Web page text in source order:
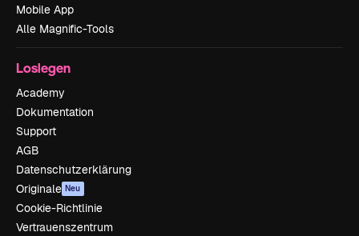
Mobile App
Alle Magnific-Tools
Loslegen
Academy
Dokumentation
Support
AGB
Datenschutzerklärung
Originale Neu
Cookie-Richtlinie
Vertrauenszentrum